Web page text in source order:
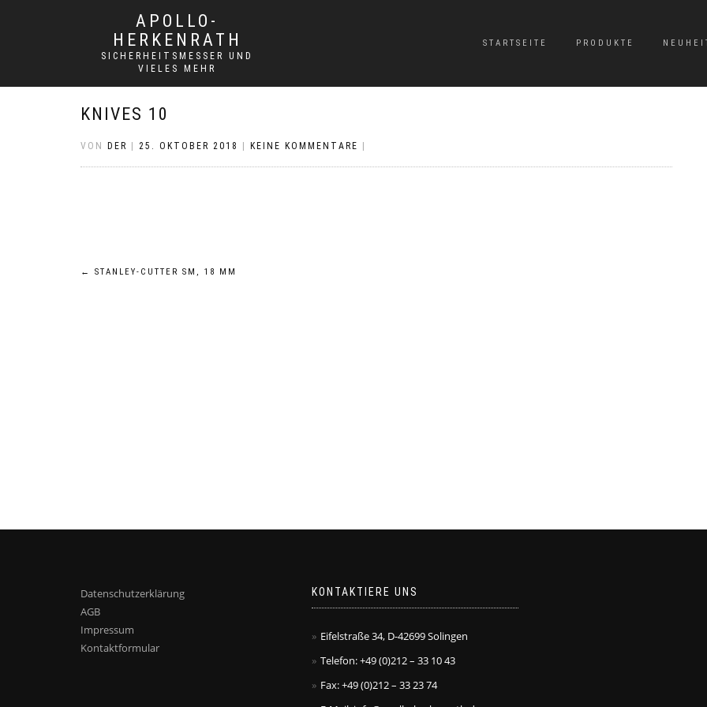
APOLLO-
HERKENRATH
SICHERHEITSMESSER UND
VIELES MEHR
STARTSEITE PRODUKTE
KNIVES 10
VON DER 25. OKTOBER 2018 KEINE KOMMENTARE
Beitrags-
← STANLEY-CUTTER SM, 18 MM
Datenschutzerklärung
AGB
Impressum
Kontaktformular
KONTAKTIERE UNS
Eifelstraße 34, D-42699 Solingen
Telefon: +49 (0)212 – 33 10 43
Fax: +49 (0)212 – 33 23 74